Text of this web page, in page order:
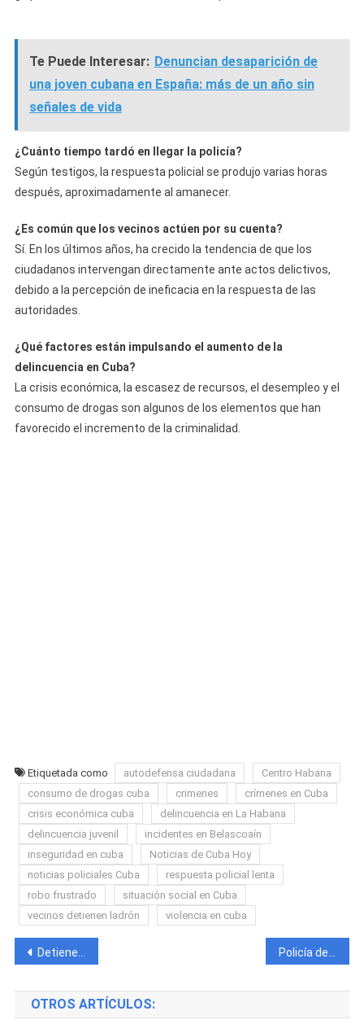
Te Puede Interesar: Denuncian desaparición de
una joven cubana en España: más de un año sin
señales de vida
¿Cuánto tiempo tardó en llegar la policía?
Según testigos, la respuesta policial se produjo varias horas
después, aproximadamente al amanecer.
¿Es común que los vecinos actúen por su cuenta?
Sí. En los últimos años, ha crecido la tendencia de que los
ciudadanos intervengan directamente ante actos delictivos,
debido a la percepción de ineficacia en la respuesta de las
autoridades.
¿Qué factores están impulsando el aumento de la
delincuencia en Cuba?
La crisis económica, la escasez de recursos, el desempleo y el
consumo de drogas son algunos de los elementos que han
favorecido el incremento de la criminalidad.
Etiquetada como autodefensa ciudadana
Centro Habana
consumo de drogas cuba
crimenes
crímenes en Cuba
crisis económica cuba
delincuencia en La Habana
delincuencia juvenil
incidentes en Belascoaín
inseguridad en cuba
Noticias de Cuba Hoy
noticias policiales Cuba
respuesta policial lenta
robo frustrado
situación social en Cuba
vecinos detienen ladrón
violencia en cuba
Navegación
de
entradas
Detienen en Centro Habana a presunto traficante de drogas que ocultaba estupefacientes en una moto Policía detiene a los autores de robo millonario en una mipyme de Sancti Spíritus
OTROS ARTÍCULOS: